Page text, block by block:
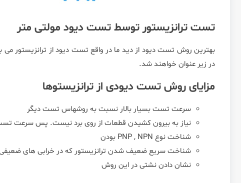
تست ترانزیستور توسط تست دیود مولتی متر
بهترین روش تست دیود از دید ما در واقع تست دیود از ترانزیستور
در زیر عنوان خواهند شد.
مزایای روش تست دیودی از ترانزیستوها
سرعت تست بسیار بالار نسبت به روشهاس تست دیگر
نیاز به بیرون کشیدن قطعات از روی برد نیست. پس سرعت تست
شناخت نوع PNP , NPN بودن
شناخت سریع ضعیف شدن ترانزیستور که در خرابی های ضعیفی
نشان دادن نشتی در این روش